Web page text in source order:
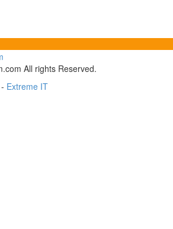
All rights Reserved.
- Extreme IT